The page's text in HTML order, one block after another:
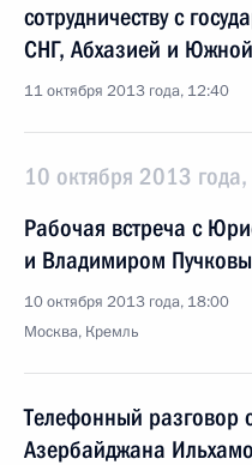
сотрудничеству с
СНГ, Абхазией и
11 октября 2013 года, 12:40
10 октября 2013 года,
Рабочая встреча с
и Владимиром
10 октября 2013 года, 18:00
Москва, Кремль
Телефонный разговор
Азербайджана